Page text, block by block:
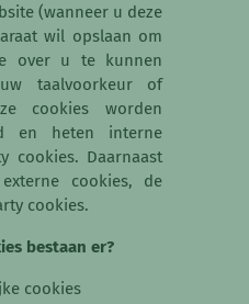
(wanneer u deze
wil opslaan om
over u te kunnen
taalvoorkeur of
cookies worden
en heten interne
cookies. Daarnaast
cookies, de
cookies.
bestaan er?
cookies